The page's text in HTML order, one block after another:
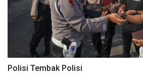
Polisi Tembak Polisi